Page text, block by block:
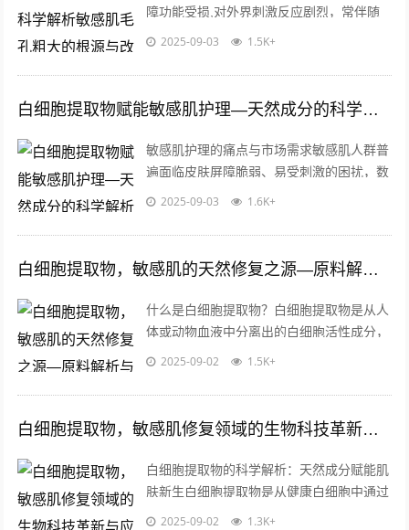
障功能受损,对外界刺激反应剧烈，常伴随
泛红、干燥或瘙痒等问题，研究发现，炎症
2025-09-03 1.5K+
白细胞提取物赋能敏感肌护理—天然成分的科学解析与产品适配性探讨
敏感肌护理的痛点与市场需求敏感肌人群普
遍面临皮肤屏障脆弱、易受刺激的困扰，数
据显示，全球近50%消费者自述存在敏感肌
2025-09-03 1.6K+
白细胞提取物，敏感肌的天然修复之源—原料解析与批发指南
什么是白细胞提取物？白细胞提取物是从人
体或动物血液中分离出的白细胞活性成分，
富含多种生物活性物质，包括细胞因子、生
2025-09-02 1.5K+
白细胞提取物，敏感肌修复领域的生物科技革新与应用解析
白细胞提取物的科学解析：天然成分赋能肌
肤新生白细胞提取物是从健康白细胞中通过
生物技术分离纯化得到的活性成分，富含多
2025-09-02 1.3K+